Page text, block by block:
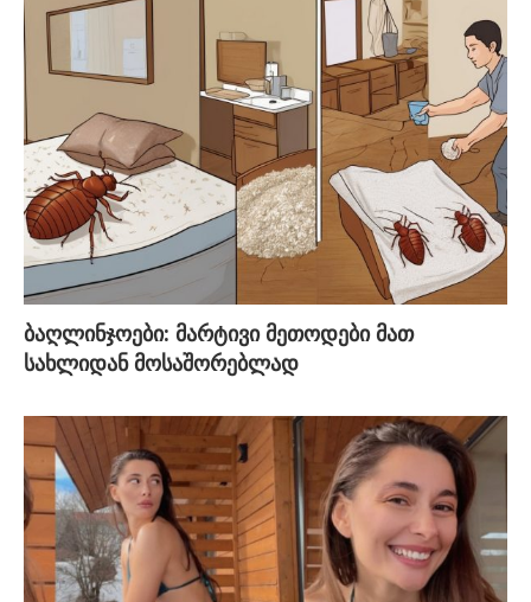
ბაღლინჯოები: მარტივი მეთოდები მათ
სახლიდან მოსაშორებლად